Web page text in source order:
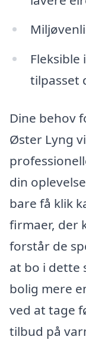
tilpasset
Dine behov
Øster Lyng
din
bare få klik
firmaer, der
forstår de
at bo i dette
bolig mere
ved at tage
tilbud på